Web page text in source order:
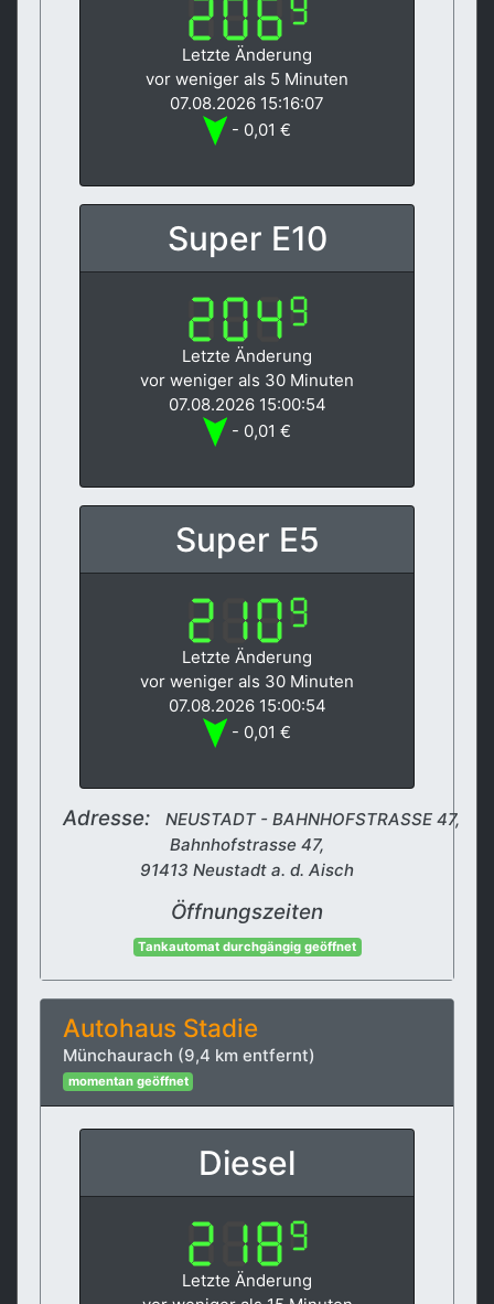
Letzte Änderung
vor weniger als 5 Minuten
07.08.2026 15:16:07
- 0,01 €
Super E10
Letzte Änderung
vor weniger als 30 Minuten
07.08.2026 15:00:54
- 0,01 €
Super E5
Letzte Änderung
vor weniger als 30 Minuten
07.08.2026 15:00:54
- 0,01 €
Adresse:
NEUSTADT - BAHNHOFSTRASSE 47,
Bahnhofstrasse 47,
91413 Neustadt a. d. Aisch
Öffnungszeiten
Tankautomat durchgängig geöffnet
Autohaus Stadie
Münchaurach (9,4 km entfernt)
momentan geöffnet
Diesel
Letzte Änderung